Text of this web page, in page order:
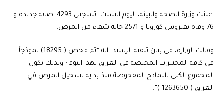
اعلنت وزارة الصحة والبيئة، اليوم السبت، تسجيل 4293 اصابة جديدة و
76 وفاة بفيروس كورونا و 2571 حالة شفاء من المرض.
وقالت الوزارة، في بيان تلقته الرشيد، انه “تم فحص ( 18295) نموذجاً
في كافة المختبرات المختصة في العراق لهذا اليوم ؛ وبذلك يكون
المجموع الكلي للنماذج المفحوصة منذ بداية تسجيل المرض في
العراق ( 1263650 )”.